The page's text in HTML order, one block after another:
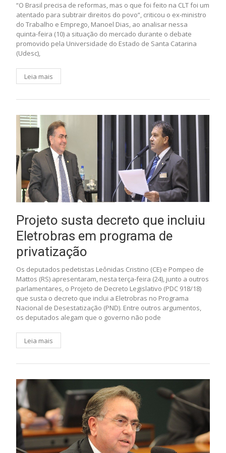
“O Brasil precisa de reformas, mas o que foi feito na CLT foi um
atentado para subtrair direitos do povo“, criticou o ex-ministro
do Trabalho e Emprego, Manoel Dias, ao analisar nessa
quinta-feira (10) a situação do mercado durante o debate
promovido pela Universidade do Estado de Santa Catarina
(Udesc),
Leia mais
Projeto susta decreto que incluiu
Eletrobras em programa de
privatização
Os deputados pedetistas Leônidas Cristino (CE) e Pompeo de
Mattos (RS) apresentaram, nesta terça-feira (24), junto a outros
parlamentares, o Projeto de Decreto Legislativo (PDC 918/18)
que susta o decreto que inclui a Eletrobras no Programa
Nacional de Desestatização (PND). Entre outros argumentos,
os deputados alegam que o governo não pode
Leia mais